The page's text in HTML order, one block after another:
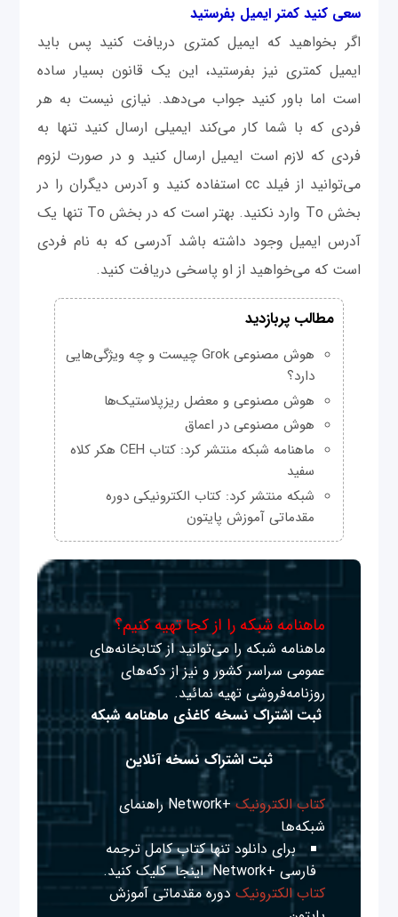
سعی کنید کمتر ایمیل بفرستید
اگر بخواهید که ایمیل کمتری دریافت کنید پس باید
ایمیل کمتری نیز بفرستید، این یک قانون بسیار ساده
است اما باور کنید جواب می‌دهد. نیازی نیست به هر
فردی که با شما کار می‌کند ایمیلی ارسال کنید تنها به
فردی که لازم است ایمیل ارسال کنید و در صورت لزوم
می‌توانید از فیلد cc استفاده کنید و آدرس دیگران را در
بخش To وارد نکنید. بهتر است که در بخش To تنها یک
آدرس ایمیل وجود داشته باشد آدرسی که به نام فردی
است که می‌خواهید از او پاسخی دریافت کنید.
مطالب پربازدید
هوش مصنوعی Grok چیست و چه ویژگی‌هایی
دارد؟
هوش مصنوعی و معضل ریزپلاستیک‌ها
هوش مصنوعی در اعماق
ماهنامه شبکه منتشر کرد: کتاب CEH هکر کلاه
سفید
شبکه منتشر کرد: کتاب الکترونیکی دوره
مقدماتی آموزش پایتون
ماهنامه شبکه را از کجا تهیه کنیم؟
ماهنامه شبکه را می‌توانید از کتابخانه‌های
عمومی سراسر کشور و نیز از دکه‌های
روزنامه‌فروشی تهیه نمائید.
ثبت اشتراک نسخه کاغذی ماهنامه شبکه
ثبت اشتراک نسخه آنلاین
کتاب الکترونیک
+Network راهنمای
شبکه‌ها
برای دانلود تنها کتاب کامل ترجمه
فارسی +Network
اینجا کلیک کنید.
کتاب الکترونیک دوره مقدماتی آموزش